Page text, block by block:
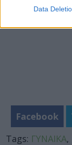
Data
Facebook
Tags: ΓΥΝΑΙΚΑ,